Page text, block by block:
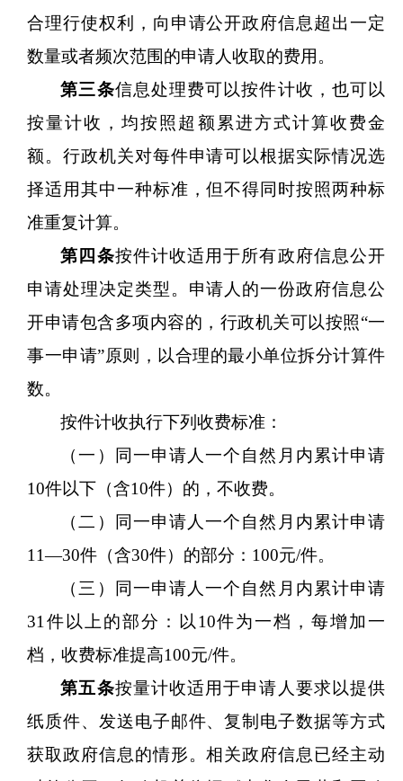
合理行使权利，向申请公开政府信息超出一定
数量或者频次范围的申请人收取的费用。
第三条信息处理费可以按件计收，也可以
按量计收，均按照超额累进方式计算收费金
额。行政机关对每件申请可以根据实际情况选
择适用其中一种标准，但不得同时按照两种标
准重复计算。
第四条按件计收适用于所有政府信息公开
申请处理决定类型。申请人的一份政府信息公
开申请包含多项内容的，行政机关可以按照“一
事一申请”原则，以合理的最小单位拆分计算件
数。
按件计收执行下列收费标准：
（一）同一申请人一个自然月内累计申请
10件以下（含10件）的，不收费。
（二）同一申请人一个自然月内累计申请
11—30件（含30件）的部分：100元/件。
（三）同一申请人一个自然月内累计申请
31件以上的部分：以10件为一档，每增加一
档，收费标准提高100元/件。
第五条按量计收适用于申请人要求以提供
纸质件、发送电子邮件、复制电子数据等方式
获取政府信息的情形。相关政府信息已经主动